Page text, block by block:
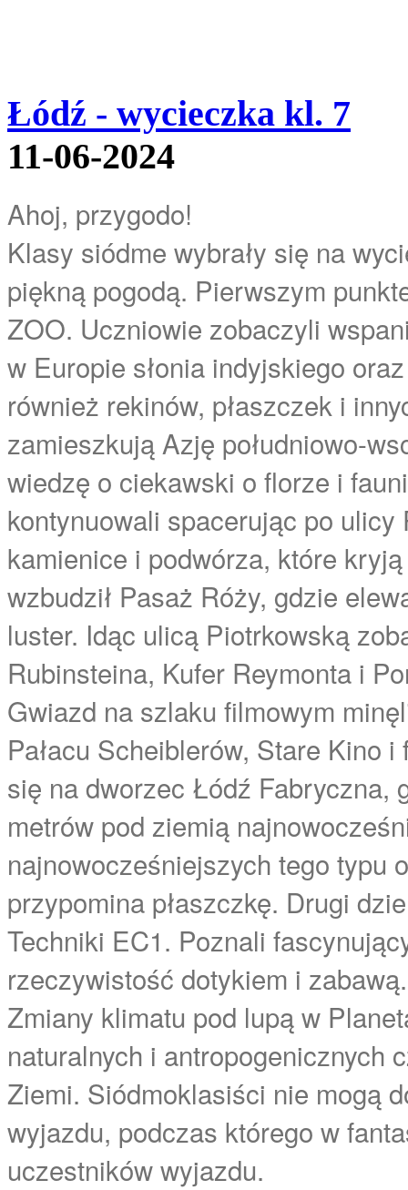
Łódź - wycieczka kl. 7
11-06-2024
Ahoj, przygodo!
Klasy siódme wybrały się na
piękną pogodą. Pierwszym
ZOO. Uczniowie zobaczyli
w Europie słonia indyjskiego
również rekinów, płaszczek i
zamieszkują Azję południowo-
wiedzę o ciekawski o florze i
kontynuowali spacerując po
kamienice i podwórza, które
wzbudził Pasaż Róży, gdzie
luster. Idąc ulicą Piotrkowską
Rubinsteina, Kufer Reymonta i
Gwiazd na szlaku filmowym
Pałacu Scheiblerów, Stare Kino
się na dworzec Łódź Fabryczna,
metrów pod ziemią
najnowocześniejszych tego typu
przypomina płaszczkę. Drugi
Techniki EC1. Poznali
rzeczywistość dotykiem i
Zmiany klimatu pod lupą w
naturalnych i antropogenicznych
Ziemi. Siódmoklasiści nie mogą
wyjazdu, podczas którego w
uczestników wyjazdu.